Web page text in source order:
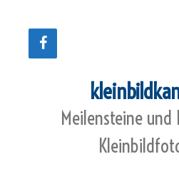
springen
Meilensteine und